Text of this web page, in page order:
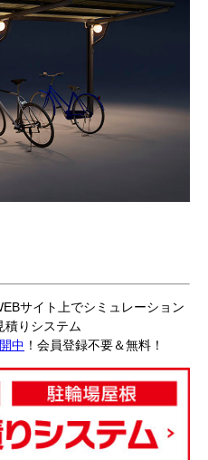
サイト上でシミュレーション
積りシステム
中 ！会員登録不要＆無料！